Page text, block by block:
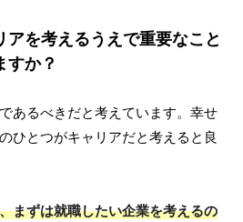
アを考えるうえで重要なこと
すか？
あるべきだと考えています。幸せ
ひとつがキャリアだと考えると良
まずは就職したい企業を考えるの